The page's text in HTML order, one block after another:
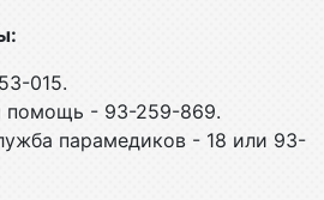
015.
помощь - 93-259-869.
парамедиков - 18 или 93-